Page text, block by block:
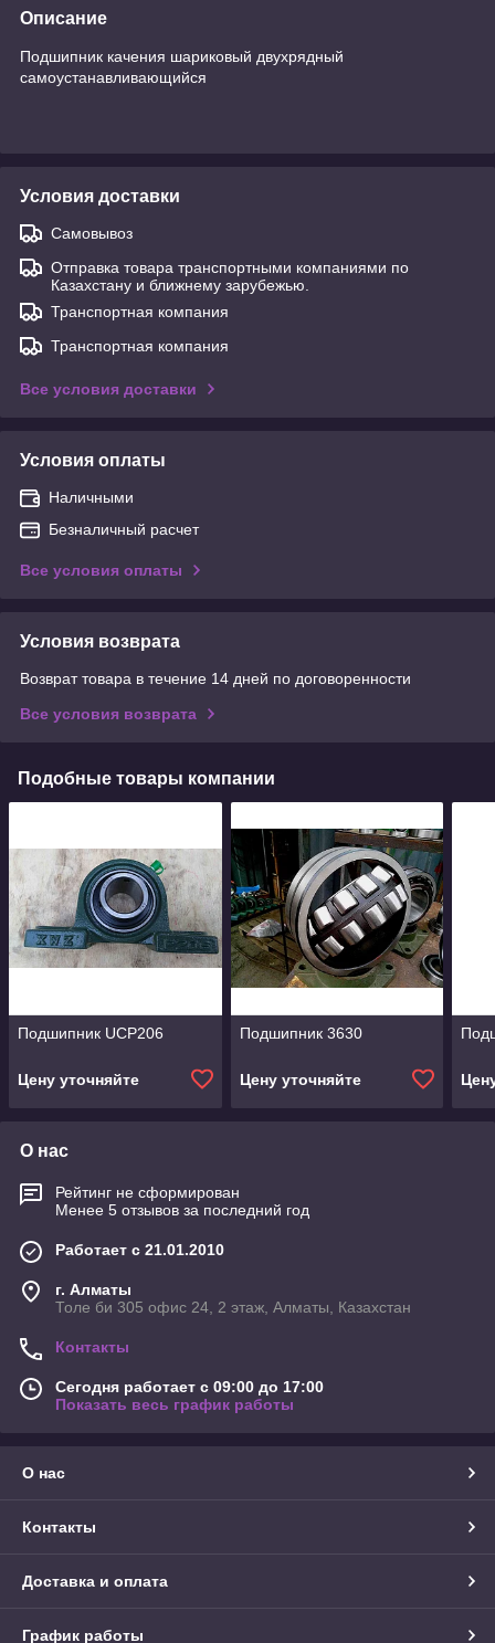
Описание
Подшипник качения шариковый двухрядный
самоустанавливающийся
Условия доставки
Самовывоз
Отправка товара транспортными компаниями по
Казахстану и ближнему зарубежью.
Транспортная компания
Транспортная компания
Все условия доставки
Условия оплаты
Наличными
Безналичный расчет
Все условия оплаты
Условия возврата
Возврат товара в течение 14 дней по договоренности
Все условия возврата
Подобные товары компании
Подшипник UCP206
Цену уточняйте
Подшипник 3630
Цену уточняйте
О нас
Рейтинг не сформирован
Менее 5 отзывов за последний год
Работает с 21.01.2010
г. Алматы
Толе би 305 офис 24, 2 этаж, Алматы, Казахстан
Контакты
Сегодня работает с 09:00 до 17:00
Показать весь график работы
О нас
Контакты
Доставка и оплата
График работы